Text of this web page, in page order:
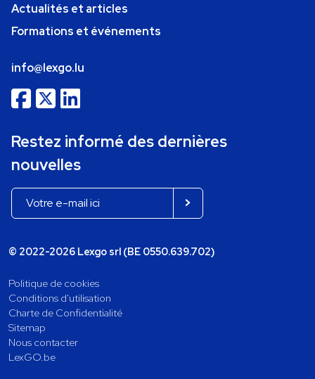
Actualités et articles
Formations et événements
info@lexgo.lu
Restez informé des dernières
nouvelles
© 2022-2026 Lexgo srl (BE 0550.639.702)
Politique de cookies
Conditions d'utilisation
Charte de Confidentialité
Sitemap
Nous contacter
LexGO.be